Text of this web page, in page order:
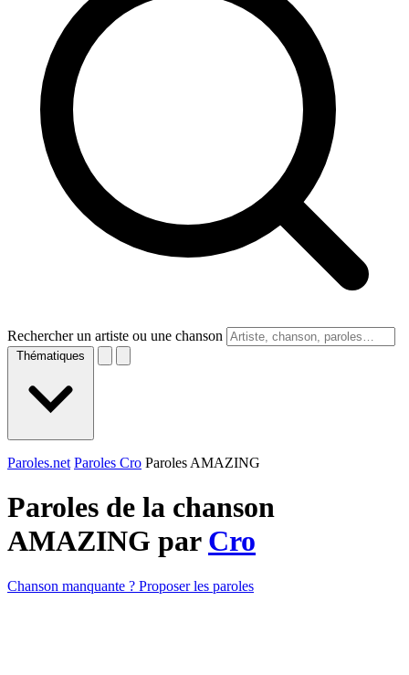
Rechercher un artiste ou une chanson
Thématiques
Paroles.net Paroles Cro Paroles AMAZING
Paroles de la chanson
AMAZING par Cro
Chanson manquante ? Proposer les paroles